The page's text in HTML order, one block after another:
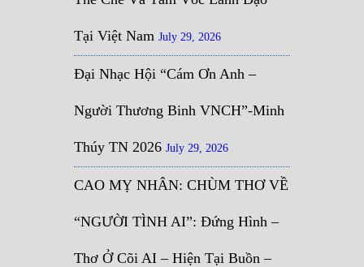
Tại Việt Nam July 29, 2026
Đại Nhạc Hội “Cám Ơn Anh –
Người Thương Binh VNCH”-Minh
Thúy TN 2026 July 29, 2026
CAO MỴ NHÂN: CHÙM THƠ VỀ
“NGƯỜI TÌNH AI”: Đứng Hình –
Thơ Ở Cõi AI – Hiện Tại Buồn –